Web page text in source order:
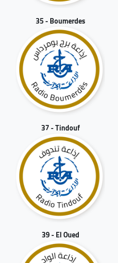
35 - Boumerdes
37 - Tindouf
39 - El Oued